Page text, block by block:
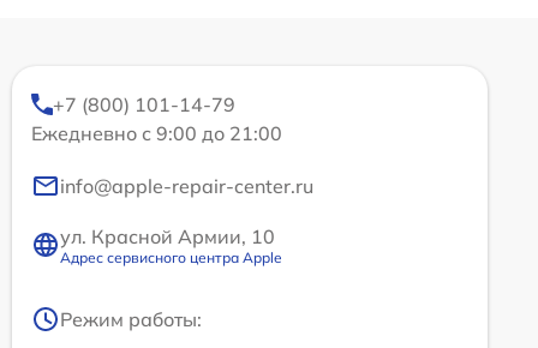
+7 (800) 101-14-79
Ежедневно с 9:00 до 21:00
info@apple-repair-center.ru
ул. Красной Армии, 10
Адрес сервисного центра Apple
Режим работы: